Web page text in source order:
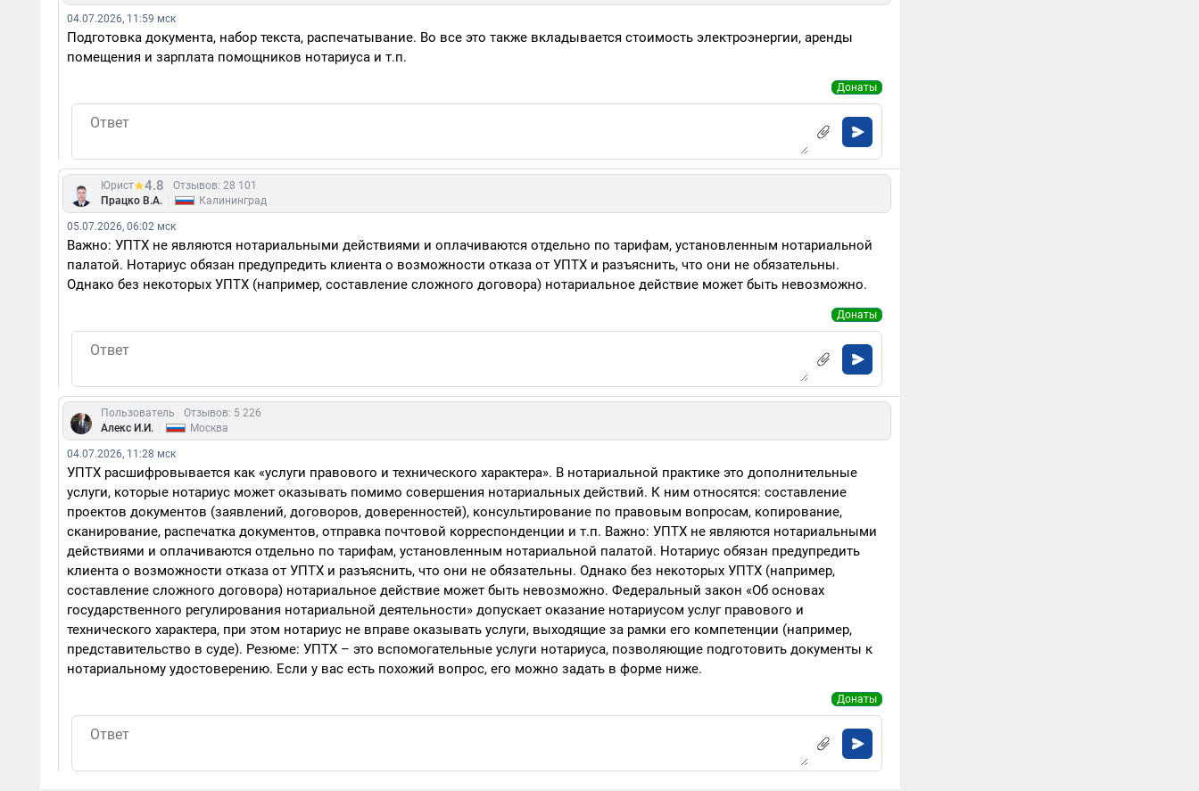
04.07.2026, 11:59 мск
Подготовка документа, набор текста, распечатывание. Во все это также вкладывается стоимость электроэнергии, аренды
помещения и зарплата помощников нотариуса и т.п.
Донаты
Юрист 4.8
Отзывов: 28 101
Працко В.А.
Калининград
05.07.2026, 06:02 мск
Важно: УПТХ не являются нотариальными действиями и оплачиваются отдельно по тарифам, установленным нотариальной
палатой. Нотариус обязан предупредить клиента о возможности отказа от УПТХ и разъяснить, что они не обязательны.
Однако без некоторых УПТХ (например, составление сложного договора) нотариальное действие может быть невозможно.
Донаты
Пользователь
Отзывов: 5 226
Алекс И.И.
Москва
04.07.2026, 11:28 мск
УПТХ расшифровывается как «услуги правового и технического характера». В нотариальной практике это дополнительные
услуги, которые нотариус может оказывать помимо совершения нотариальных действий. К ним относятся: составление
проектов документов (заявлений, договоров, доверенностей), консультирование по правовым вопросам, копирование,
сканирование, распечатка документов, отправка почтовой корреспонденции и т.п. Важно: УПТХ не являются нотариальными
действиями и оплачиваются отдельно по тарифам, установленным нотариальной палатой. Нотариус обязан предупредить
клиента о возможности отказа от УПТХ и разъяснить, что они не обязательны. Однако без некоторых УПТХ (например,
составление сложного договора) нотариальное действие может быть невозможно. Федеральный закон «Об основах
государственного регулирования нотариальной деятельности» допускает оказание нотариусом услуг правового и
технического характера, при этом нотариус не вправе оказывать услуги, выходящие за рамки его компетенции (например,
представительство в суде). Резюме: УПТХ – это вспомогательные услуги нотариуса, позволяющие подготовить документы к
нотариальному удостоверению. Если у вас есть похожий вопрос, его можно задать в форме ниже.
Донаты